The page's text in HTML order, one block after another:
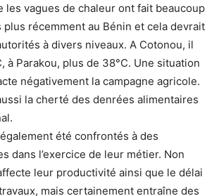
les vagues de chaleur ont fait beaucoup
plus récemment au Bénin et cela devrait
à divers niveaux. A Cotonou, il
à Parakou, plus de 38°C. Une situation
négativement la campagne agricole.
la cherté des denrées alimentaires
été confrontés à des
dans l’exercice de leur métier. Non
leur productivité ainsi que le délai
mais certainement entraîne des